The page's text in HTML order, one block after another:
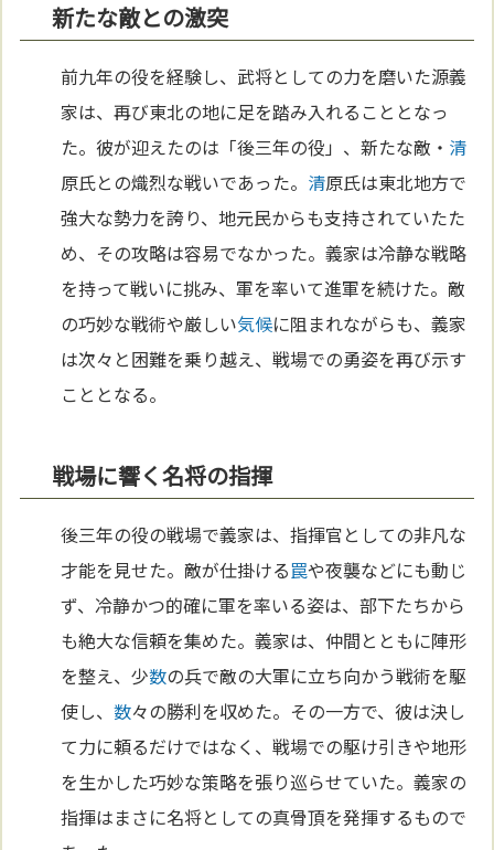
新たな敵との激突
前九年の役を経験し、武将としての力を磨いた源義
家は、再び東北の地に足を踏み入れることとなっ
た。彼が迎えたのは「後三年の役」、新たな敵・ 清
原氏との熾烈な戦いであった。 清原氏は東北地方で
強大な勢力を誇り、地元民からも支持されていたた
め、その攻略は容易でなかった。義家は冷静な戦略
を持って戦いに挑み、軍を率いて進軍を続けた。敵
の巧妙な戦術や厳しい気候に阻まれながらも、義家
は次々と困難を乗り越え、戦場での勇姿を再び示す
こととなる。
戦場に響く名将の指揮
後三年の役の戦場で義家は、指揮官としての非凡な
才能を見せた。敵が仕掛ける罠や夜襲などにも動じ
ず、冷静かつ的確に軍を率いる姿は、部下たちから
も絶大な信頼を集めた。義家は、仲間とともに陣形
を整え、少数の兵で敵の大軍に立ち向かう戦術を駆
使し、数々の勝利を収めた。その一方で、彼は決し
て力に頼るだけではなく、戦場での駆け引きや地形
を生かした巧妙な策略を張り巡らせていた。義家の
指揮はまさに名将としての真骨頂を発揮するもので